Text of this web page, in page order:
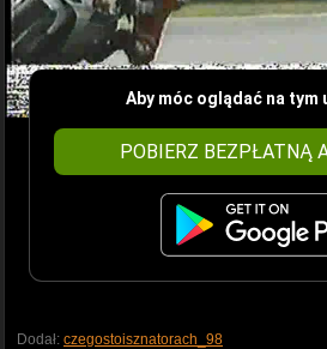
Aby móc oglądać na tym
POBIERZ BEZPŁATNĄ
Dodał: czegostoisznatorach_98